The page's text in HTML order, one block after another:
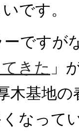
です。
ですが
きた 」
木基地
なって